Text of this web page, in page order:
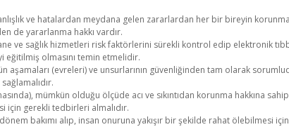
ve hatalardan meydana gelen zararlardan her bir bireyin
de yararlanma hakkı vardır.
ve sağlık hizmetleri risk faktörlerini sürekli kontrol edip elektronik
eğitilmiş olmasını temin etmelidir.
aşamaları (evreleri) ve unsurlarının güvenliğinden tam olarak
mümkün olduğu ölçüde acı ve sıkıntıdan korunma hakkına
için gerekli tedbirleri almalıdır.
bakımı alıp, insan onuruna yakışır bir şekilde rahat ölebilmesi